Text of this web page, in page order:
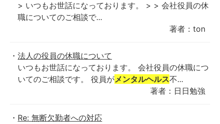
> いつもお世話になっております。 > > 会社役員の休
職についてのご相談で...
著者：ton
法人の役員の休職について
いつもお世話になっております。 会社役員の休職につ
いてのご相談です。 役員がメンタルヘルス不...
著者：日日勉強
Re: 無断欠勤者への対応